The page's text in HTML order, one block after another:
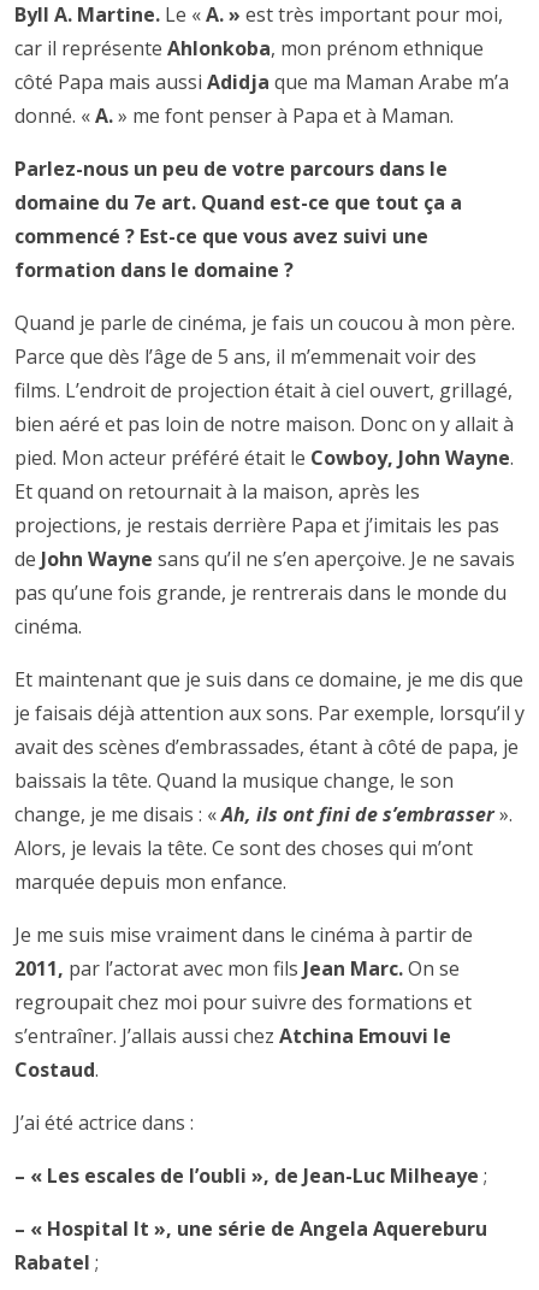
Byll A. Martine. Le «A. » est très important pour moi,
car il représente Ahlonkoba, mon prénom ethnique
côté Papa mais aussi Adidja que ma Maman Arabe m’a
donné. «A.» me font penser à Papa et à Maman.
Parlez-nous un peu de votre parcours dans le
domaine du 7e art. Quand est-ce que tout ça a
commencé ? Est-ce que vous avez suivi une
formation dans le domaine ?
Quand je parle de cinéma, je fais un coucou à mon père.
Parce que dès l’âge de 5 ans, il m’emmenait voir des
films. L’endroit de projection était à ciel ouvert, grillagé,
bien aéré et pas loin de notre maison. Donc on y allait à
pied. Mon acteur préféré était le Cowboy, John Wayne.
Et quand on retournait à la maison, après les
projections, je restais derrière Papa et j’imitais les pas
de John Wayne sans qu’il ne s’en aperçoive. Je ne savais
pas qu’une fois grande, je rentrerais dans le monde du
cinéma.
Et maintenant que je suis dans ce domaine, je me dis que
je faisais déjà attention aux sons. Par exemple, lorsqu’il y
avait des scènes d’embrassades, étant à côté de papa, je
baissais la tête. Quand la musique change, le son
change, je me disais : «Ah, ils ont fini de s’embrasser».
Alors, je levais la tête. Ce sont des choses qui m’ont
marquée depuis mon enfance.
Je me suis mise vraiment dans le cinéma à partir de
2011, par l’actorat avec mon fils Jean Marc.On se
regroupait chez moi pour suivre des formations et
s’entraîner. J’allais aussi chez Atchina Emouvi le
Costaud.
J’ai été actrice dans :
– « Les escales de l’oubli », de Jean-Luc Milheaye ;
– « Hospital It », une série de Angela Aquereburu
Rabatel ;